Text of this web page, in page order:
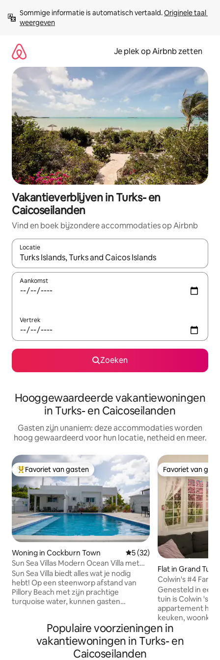
direct
naar
Sommige informatie is automatisch vertaald. Originele taal
weergeven
Je plek op Airbnb zetten
Vakantieverblijven in Turks- en
Caicoseilanden
Vind en boek bijzondere accommodaties op Airbnb
Locatie
Wanneer er resultaten beschikbaar zijn, maak je een keuze
Aankomst
Vertrek
Zoeken
Hooggewaardeerde vakantiewoningen
in Turks- en Caicoseilanden
Gasten zijn unaniem: deze accommodaties worden
hoog gewaardeerd voor hun locatie, netheid en meer.
Topfavoriet van gasten
Favoriet van gasten
Woning in Cockburn Town Gemiddelde beoordeling
5 (32)
Sun Sea Villas Modern Ocean Villa met
verwarmd zwembad
Sun Sea Villa biedt alles wat je nodig
hebt! Op een steenworp afstand van
Pillory Beach met zijn prachtige
turquoise water, kunnen gasten
zonne-energie verwarmd zwembad
Voor een cocktailuurtje, ga je naar ons
dakterras om te genieten van
spectaculaire zonsondergangen en
Favoriet van
Favoriet van
Flat in Grand Turk
Colwin's #4
Slaapplaatsen 4
Genesteld in een
tuin is Colwin 's
appartement
keuken,
eettafel/
Colwin 's Place
30 minuten
Populaire voorzieningen in
vakantiewoningen in Turks- en
Caicoseilanden